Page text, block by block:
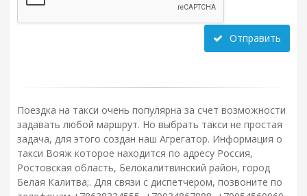
Отправить
Поездка на такси очень популярна за счет возможности
задавать любой маршрут. Но выбрать такси не простая
задача, для этого создан наш Агрегатор. Информация о
такси Вояж которое находится по адресу Россия,
Ростовская область, Белокалитвинский район, город
Белая Калитва;. Для связи с диспетчером, позвоните по